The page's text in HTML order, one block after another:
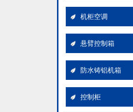
机柜空调
悬臂控制箱
防水铸铝机箱
控制柜
操作台